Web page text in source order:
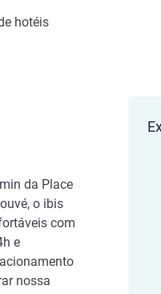
hotéis
da Place
o ibis
com
e
nossa